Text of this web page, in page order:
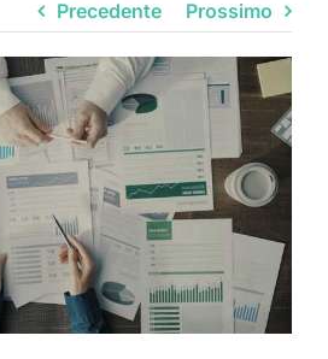
Precedente Prossimo